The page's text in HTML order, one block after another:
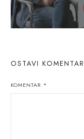
OSTAVI KOMENTAR
KOMENTAR *